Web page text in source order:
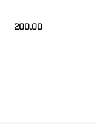
200.00